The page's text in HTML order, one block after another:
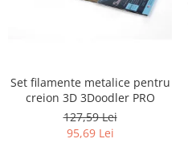
Set filamente metalice pentru
creion 3D 3Doodler PRO
127,59 Lei
95,69 Lei